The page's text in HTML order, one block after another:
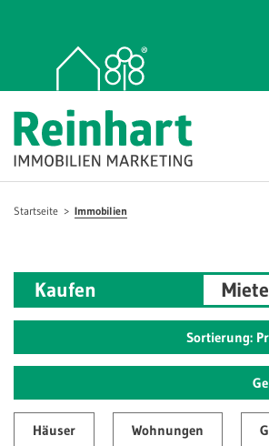
Startseite Immobilien
Kaufen
Sortierung:
Häuser Wohnungen